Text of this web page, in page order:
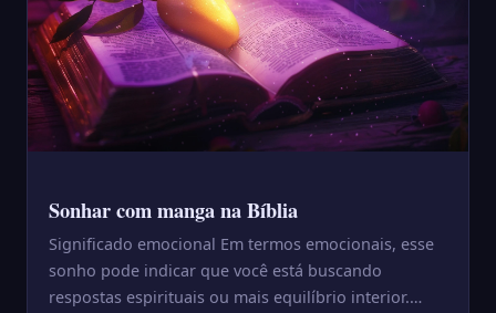
Sonhar com manga na Bíblia
Significado emocional Em termos emocionais, esse
sonho pode indicar que você está buscando
respostas espirituais ou mais equilíbrio interior.